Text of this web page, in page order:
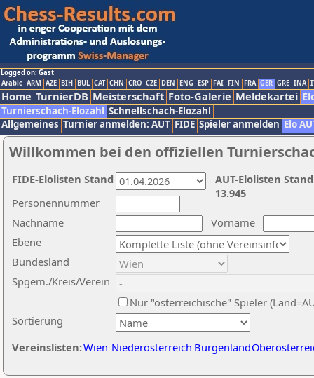
Logged on: Gast
Arabic ARM AZE BIH BUL CAT CHN CRO CZE DEN ENG ESP FAI FIN FRA GER GRE INA
Home TurnierDB Meisterschaft Foto-Galerie Meldekartei
Turnierschach-Elozahl Schnellschach-Elozahl
Allgemeines Turnier anmelden: AUT FIDE Spieler anmelden Elo
Willkommen bei den offiziellen
Nachname
Vorname
Ebene
Sortierung
Personennummer
Bundesland
Spgem./Kreis/Verein
Nur "österreichische" Spieler
Vereinslisten:Wien Niederösterreich Burgenland
AUT-Elolisten
13.945
FIDE-Elolisten Stand